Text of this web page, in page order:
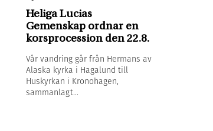
Heliga Lucias
Gemenskap ordnar en
korsprocession den 22.8.
Vår vandring går från Hermans av
Alaska kyrka i Hagalund till
Huskyrkan i Kronohagen,
sammanlagt...